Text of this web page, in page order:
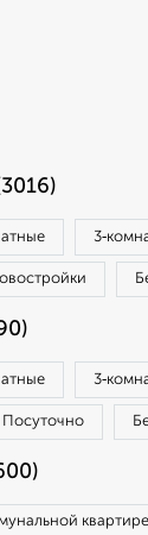
Посуточно
квартире